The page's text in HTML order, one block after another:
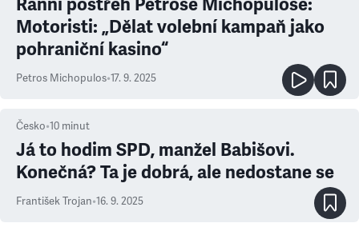
Ranní postřeh Petrose Michopulose:
Motoristi: „Dělat volební kampaň jako
pohraniční kasino“
Petros Michopulos•17. 9. 2025
Česko•10 minut
Já to hodim SPD, manžel Babišovi.
Konečná? Ta je dobrá, ale nedostane se
František Trojan•16. 9. 2025